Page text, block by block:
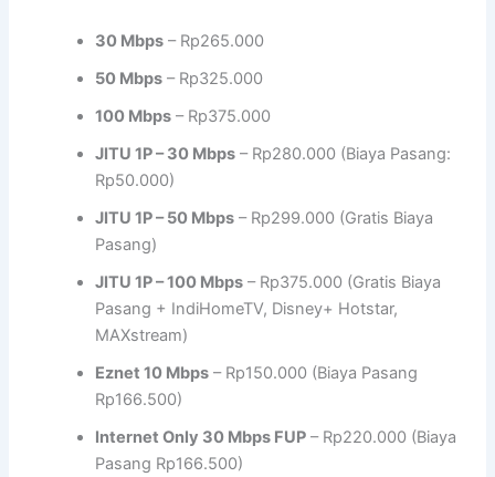
30 Mbps – Rp265.000
50 Mbps – Rp325.000
100 Mbps – Rp375.000
JITU 1P – 30 Mbps – Rp280.000 (Biaya Pasang:
Rp50.000)
JITU 1P – 50 Mbps – Rp299.000 (Gratis Biaya
Pasang)
JITU 1P – 100 Mbps – Rp375.000 (Gratis Biaya
Pasang + IndiHomeTV, Disney+ Hotstar,
MAXstream)
Eznet 10 Mbps – Rp150.000 (Biaya Pasang
Rp166.500)
Internet Only 30 Mbps FUP – Rp220.000 (Biaya
Pasang Rp166.500)